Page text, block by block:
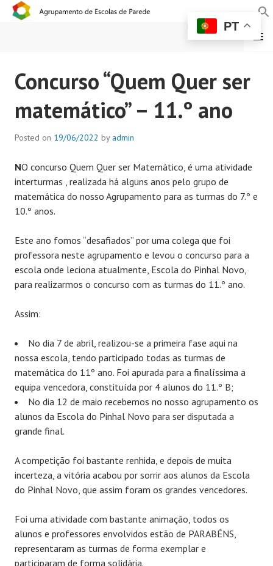
AGRUPAMENTO DE
ESCOLAS DE PAREDE
MENU
Concurso “Quem Quer ser
matemático” – 11.º ano
Posted on 19/06/2022 by admin
NO concurso Quem Quer ser Matemático, é uma atividade
interturmas , realizada há alguns anos pelo grupo de
matemática do nosso Agrupamento para as turmas do 7.º e
10.º anos.
Este ano fomos “desafiados” por uma colega que foi
professora neste agrupamento e levou o concurso para a
escola onde leciona atualmente, Escola do Pinhal Novo,
para realizarmos o concurso com as turmas do 11.º ano.
Assim:
No dia 7 de abril, realizou-se a primeira fase aqui na
nossa escola, tendo participado todas as turmas de
matemática do 11º ano. Foi apurada para a finalíssima a
equipa vencedora, constituída por 4 alunos do 11.º B;
No dia 12 de maio recebemos no nosso agrupamento os
alunos da Escola do Pinhal Novo para ser disputada a
grande final.
A competição foi bastante renhida, e depois de muita
incerteza, a vitória acabou por sorrir aos alunos da Escola
do Pinhal Novo, que assim foram os grandes vencedores.
Foi uma atividade com bastante animação, todos os
alunos e professores envolvidos estão de PARABÉNS,
representaram as turmas de forma exemplar e
participaram de forma solidária.
PT